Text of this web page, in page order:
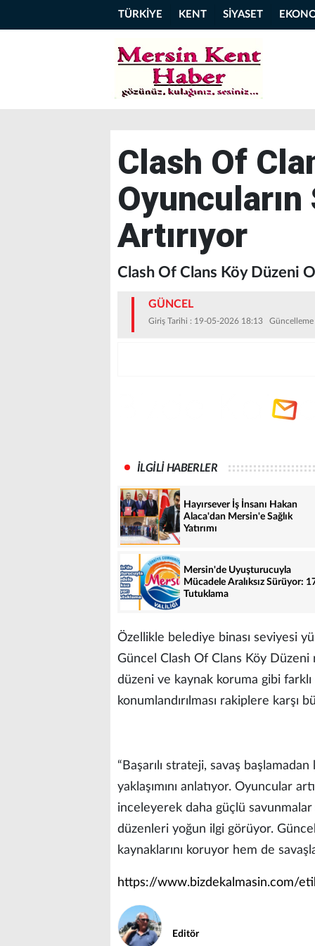
TÜRKİYE KENT SİYASET
Clash Of
Artırıyor
Clash Of Clans Köy Düzeni
GÜNCEL
Giriş Tarihi : 19-05-2026 18:13
İLGİLİ HABERLER
Hayırsever İş İnsanı Hakan
Alaca'dan Mersin'e Sağlık
Yatırımı
Mersin'de Uyuşturucuyla
Mücadele Aralıksız Sürüyor:
Tutuklama
Özellikle belediye binası seviyesi
Güncel Clash Of Clans Köy
düzeni ve kaynak koruma gibi
konumlandırılması rakiplere karşı
“Başarılı strateji, savaş başlamadan
yaklaşımını anlatıyor. Oyuncular
inceleyerek daha güçlü
düzenleri yoğun ilgi görüyor.
kaynaklarını koruyor hem de
https://www.bizdekalmasin.com/
Editör